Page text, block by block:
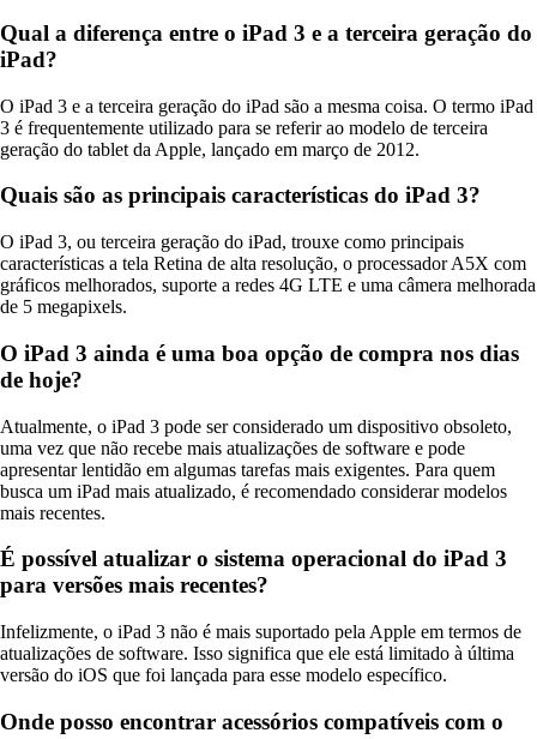
Qual a diferença entre o iPad 3 e a terceira geração do
iPad?
O iPad 3 e a terceira geração do iPad são a mesma coisa. O termo iPad
3 é frequentemente utilizado para se referir ao modelo de terceira
geração do tablet da Apple, lançado em março de 2012.
Quais são as principais características do iPad 3?
O iPad 3, ou terceira geração do iPad, trouxe como principais
características a tela Retina de alta resolução, o processador A5X com
gráficos melhorados, suporte a redes 4G LTE e uma câmera melhorada
de 5 megapixels.
O iPad 3 ainda é uma boa opção de compra nos dias
de hoje?
Atualmente, o iPad 3 pode ser considerado um dispositivo obsoleto,
uma vez que não recebe mais atualizações de software e pode
apresentar lentidão em algumas tarefas mais exigentes. Para quem
busca um iPad mais atualizado, é recomendado considerar modelos
mais recentes.
É possível atualizar o sistema operacional do iPad 3
para versões mais recentes?
Infelizmente, o iPad 3 não é mais suportado pela Apple em termos de
atualizações de software. Isso significa que ele está limitado à última
versão do iOS que foi lançada para esse modelo específico.
Onde posso encontrar acessórios compatíveis com o